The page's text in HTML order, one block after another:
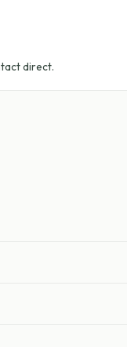
direct.